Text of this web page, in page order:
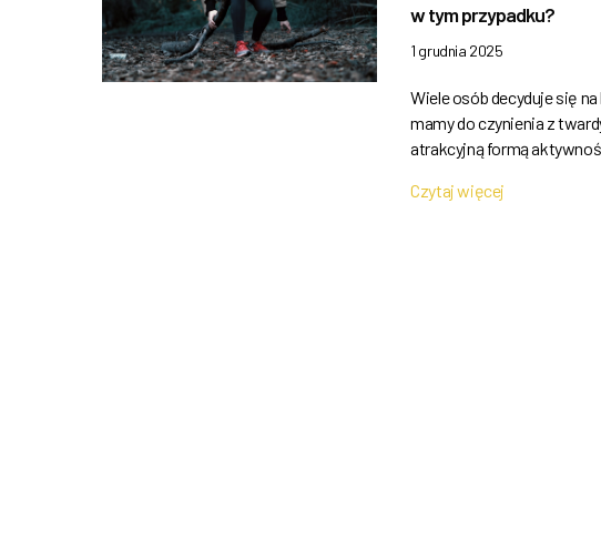
w tym przypadku?
1 grudnia 2025
Wiele osób decyduje się
mamy do czynienia z
atrakcyjną formą
Czytaj więcej